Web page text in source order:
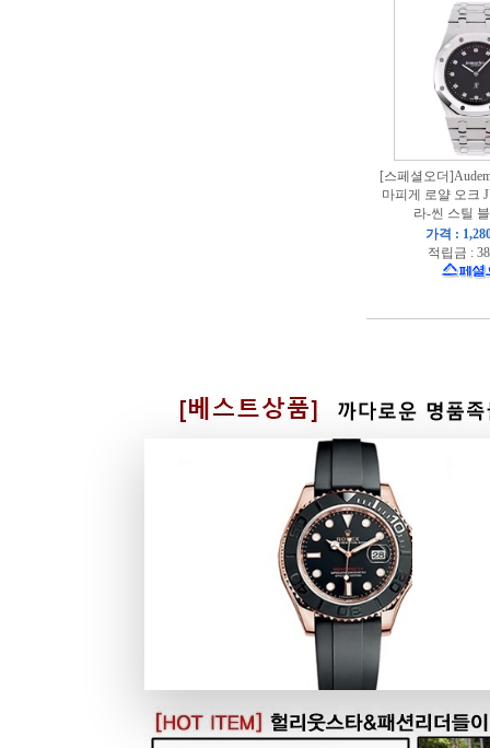
[스페셜오더
마피게 로얄 오크
라-씬 스틸
가격 :
적립금 :